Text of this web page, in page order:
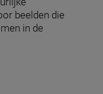
beelden die
in de